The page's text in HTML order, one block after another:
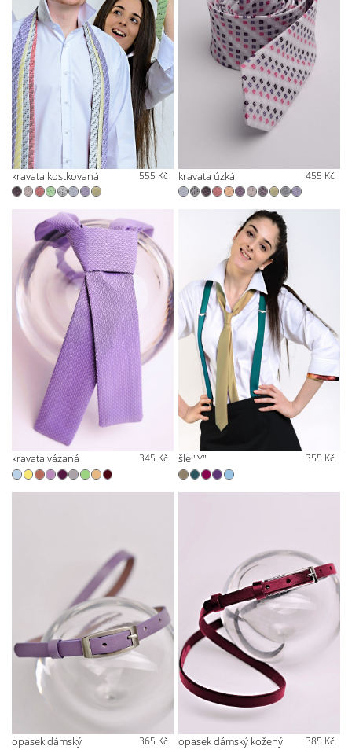
kravata kostkovaná 555 Kč kravata úzká 455 Kč
kravata vázaná 345 Kč šle "Y" 355 Kč
opasek dámský 365 Kč opasek dámský kožený 385 Kč